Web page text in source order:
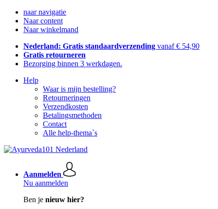
naar navigatie
Naar content
Naar winkelmand
Nederland: Gratis standaardverzending vanaf € 54,90
Gratis retourneren
Bezorging binnen 3 werkdagen.
Help
Waar is mijn bestelling?
Retourneringen
Verzendkosten
Betalingsmethoden
Contact
Alle help-thema`s
Aanmelden
Nu aanmelden
Ben je nieuw hier?